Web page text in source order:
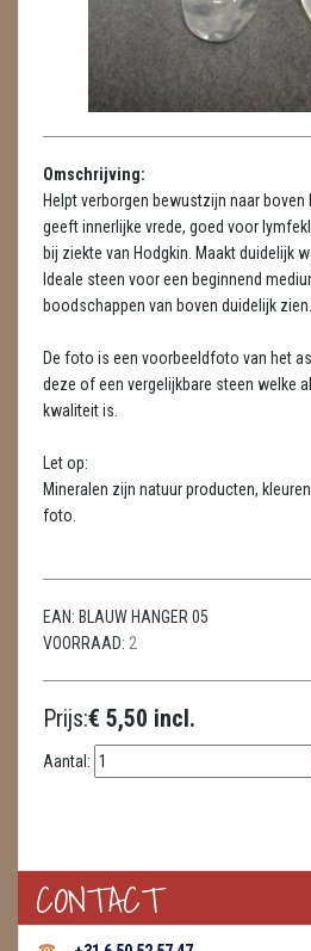
HANGERS
LUXE HANGERS
HARTEN
HUISREINIGING
KAARSEN
LAMPEN
MASSAGE
METEORIETEN
RUWE STENEN
TELEFOON KOORDEN
THEELICHTEN
ZAKJES WATER ELIXERS
Omschrijving:
Helpt verborgen bewustzijn naar
geeft innerlijke vrede, goed voor
bij ziekte van Hodgkin. Maakt duidelijk
Ideale steen voor een beginnend
boodschappen van boven duidelijk zien.
De foto is een voorbeeldfoto van het
deze of een vergelijkbare steen welke
kwaliteit is.
Let op:
Mineralen zijn natuur producten,
foto.
EAN: BLAUW HANGER 05
VOORRAAD: 2
Prijs:€ 5,50 incl.
Aantal:
CONTACT